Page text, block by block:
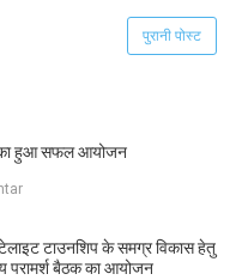
पुरानी पोस्ट
का हुआ सफल आयोजन
टाउनशिप के समग्र विकास हेतु
परामर्श बैठक का आयोजन